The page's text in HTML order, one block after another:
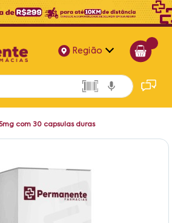
Região
Alagoas
Bahia
com 30 capsulas duras